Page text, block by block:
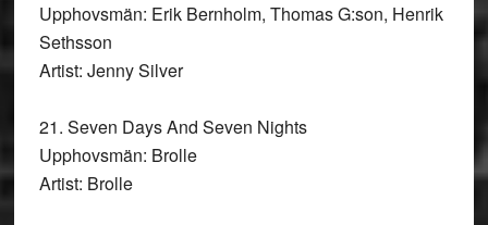
Upphovsmän: Erik Bernholm, Thomas G:son, Henrik
Sethsson
Artist: Jenny Silver
21. Seven Days And Seven Nights
Upphovsmän: Brolle
Artist: Brolle